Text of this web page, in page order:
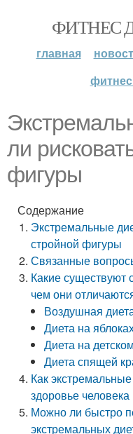
ФИТНЕС
главная
ли
фигуры
Содержание
Экстремальные
стройной фигуры
Связанные
Какие существуют
чем они
Воздушная
Диета на
Диета на
Диета спящей
Как
здоровье человека
Можно ли быстро
экстремальных